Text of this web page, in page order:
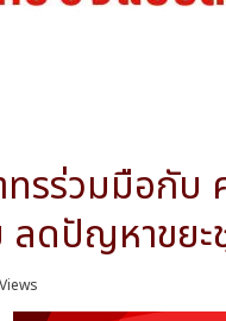
ทรร่วมมือกั
ลดปัญหาขยะ